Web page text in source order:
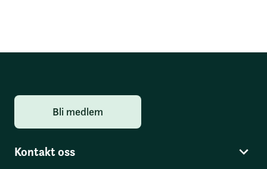
Bli medlem
Kontakt oss